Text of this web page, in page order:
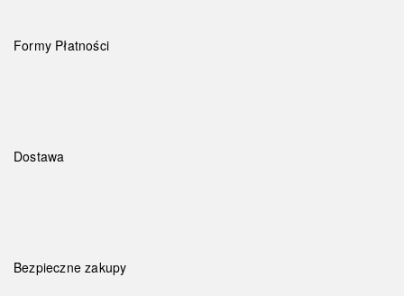
Formy Płatności
Dostawa
Bezpieczne zakupy